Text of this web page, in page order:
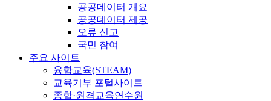
공공데이터 개요
공공데이터 제공
오류 신고
국민 참여
주요 사이트
융합교육(STEAM)
교육기부 포털사이트
종합·원격교육연수원